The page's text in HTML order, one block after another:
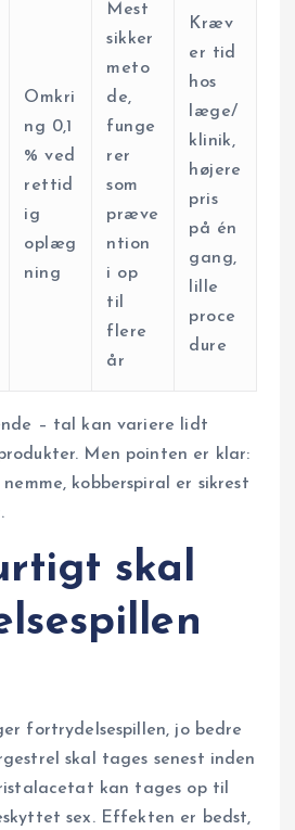
Omkri
ng 0,1
% ved
rettid
ig
oplæg
ning
Mest
sikker
meto
de,
funge
rer
som
præve
ntion
i op
til
flere
år
Kræv
er tid
hos
læge/
klinik,
højere
pris
på én
gang,
lille
proce
dure
– tal kan variere lidt
Men pointen er klar:
kobberspiral er sikrest
skal
fortrydelsespillen, jo bedre
skal tages senest inden
kan tages op til
sex. Effekten er bedst,